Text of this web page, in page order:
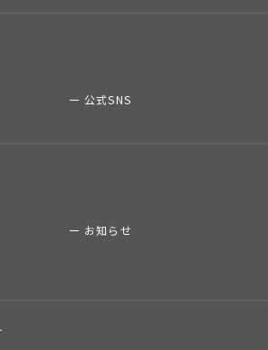
公式SNS
お知らせ